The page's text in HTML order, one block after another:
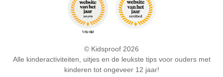
© Kidsproof 2026
Alle kinderactiviteiten, uitjes en de leukste tips voor ouders met
kinderen tot ongeveer 12 jaar!